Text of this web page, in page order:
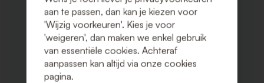
aan te passen, dan kan je kiezen voor
'Wijzig voorkeuren'. Kies je voor
'weigeren', dan maken we enkel gebruik
van essentiële cookies. Achteraf
aanpassen kan altijd via onze cookies
pagina.